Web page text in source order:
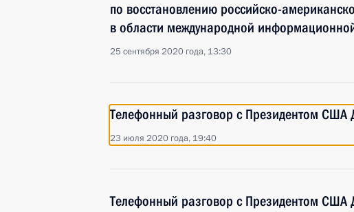
по восстановлению российско-
в области международной
25 сентября 2020 года, 13:30
Телефонный разговор с Президентом
23 июля 2020 года, 19:40
Телефонный разговор с Президентом